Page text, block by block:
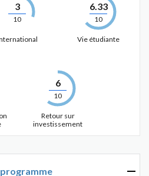
3
10
6.33
10
Vie étudiante
6
10
Retour sur
investissement